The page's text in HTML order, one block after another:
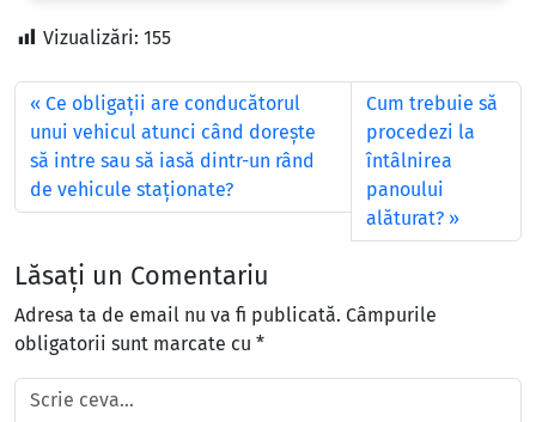
Vizualizări: 155
Ce obligaţii are conducătorul
unui vehicul atunci când doreşte
să intre sau să iasă dintr-un rând
de vehicule staţionate?
Cum trebuie să
procedezi la
întâlnirea
panoului
alăturat?
Lăsați un Comentariu
Adresa ta de email nu va fi publicată. Câmpurile
obligatorii sunt marcate cu *